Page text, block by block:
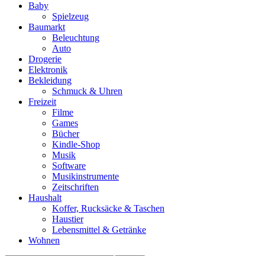
Baby
Spielzeug
Baumarkt
Beleuchtung
Auto
Drogerie
Elektronik
Bekleidung
Schmuck & Uhren
Freizeit
Filme
Games
Bücher
Kindle-Shop
Musik
Software
Musikinstrumente
Zeitschriften
Haushalt
Koffer, Rucksäcke & Taschen
Haustier
Lebensmittel & Getränke
Wohnen